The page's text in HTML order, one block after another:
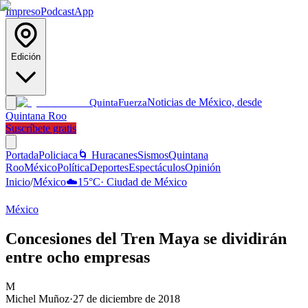
ImpresoPodcastApp
Edición
QuintaFuerzaNoticias de México, desde
Quintana Roo
Suscríbete gratis
PortadaPoliciaca 🌀 HuracanesSismosQuintana
RooMéxicoPolíticaDeportesEspectáculosOpinión
Inicio/México☁️15°C· Ciudad de México
México
Concesiones del Tren Maya se dividirán
entre ocho empresas
M
Michel Muñoz·27 de diciembre de 2018